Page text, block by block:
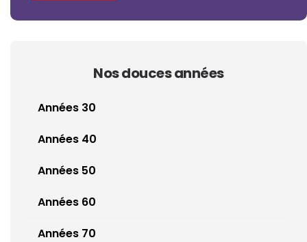
Nos douces années
Années 30
Années 40
Années 50
Années 60
Années 70